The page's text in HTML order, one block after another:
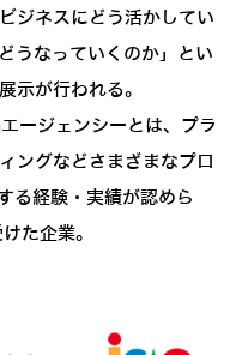
ジネスにどう活かしてい
うなっていくのか」とい
示が行われる。
ージェンシーとは、プラ
ングなどさまざまなプロ
る経験・実績が認めら
た企業。